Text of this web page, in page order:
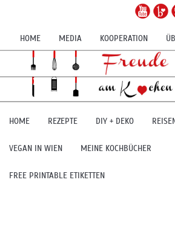
HOME MEDIA KOOPERATION
HOME REZEPTE DIY + DEKO
VEGAN IN WIEN MEINE KOCHBÜCHER
FREE PRINTABLE ETIKETTEN